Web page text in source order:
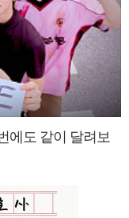
에도 같이 달려보